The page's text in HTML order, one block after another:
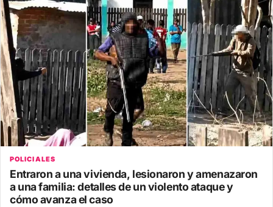
POLICIALES
Entraron a una vivienda, lesionaron y amenazaron
a una familia: detalles de un violento ataque y
cómo avanza el caso